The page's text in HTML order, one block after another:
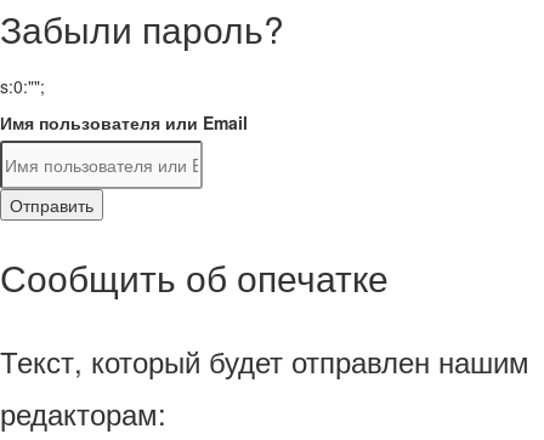
Забыли пароль?
s:0:"";
Имя пользователя или Email
Отправить
Сообщить об опечатке
Текст, который будет отправлен нашим
редакторам: